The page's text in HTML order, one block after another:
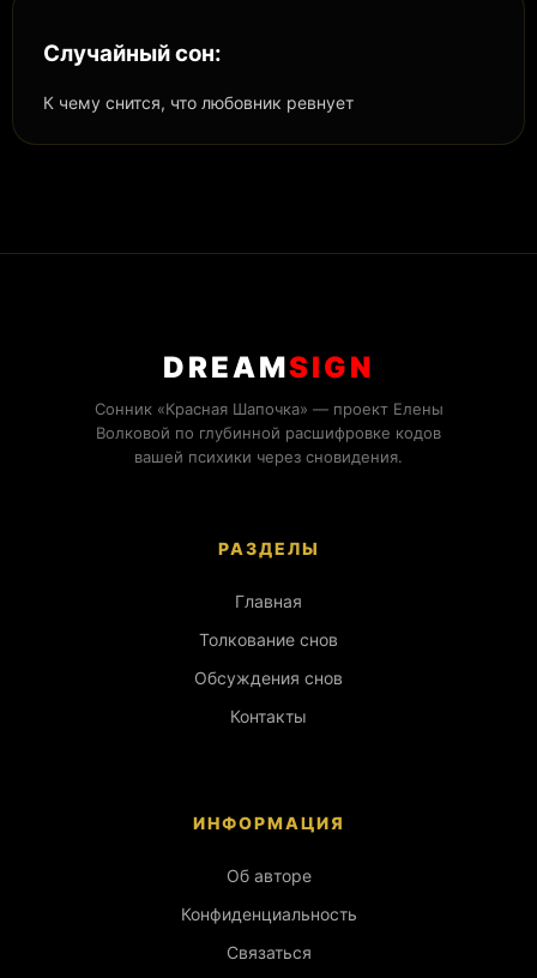
Случайный сон:
К чему снится, что любовник ревнует
DREAMSIGN
Сонник «Красная Шапочка» — проект Елены
Волковой по глубинной расшифровке кодов
вашей психики через сновидения.
РАЗДЕЛЫ
Главная
Толкование снов
Обсуждения снов
Контакты
ИНФОРМАЦИЯ
Об авторе
Конфиденциальность
Связаться